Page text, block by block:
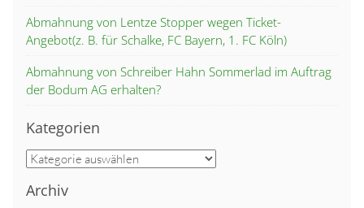
Abmahnung von Lentze Stopper wegen Ticket-
Angebot(z. B. für Schalke, FC Bayern, 1. FC Köln)
Abmahnung von Schreiber Hahn Sommerlad im Auftrag
der Bodum AG erhalten?
Kategorien
Kategorien
Archiv